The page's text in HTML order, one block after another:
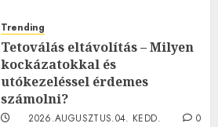
Trending
Tetoválás eltávolítás – Milyen
kockázatokkal és
utókezeléssel érdemes
számolni?
2026.AUGUSZTUS.04. KEDD.
0